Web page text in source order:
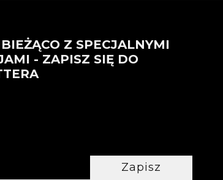
Z SPECJALNYMI
- ZAPISZ SIĘ DO
Zapisz